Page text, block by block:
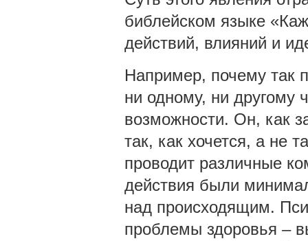
библейском языке
действий, влияний и
Например, почему так
ни одному, ни другому
возможности. Он, как
так, как хочется, а не
проводит различные
действия были
над происходящим.
проблемы здоровья –